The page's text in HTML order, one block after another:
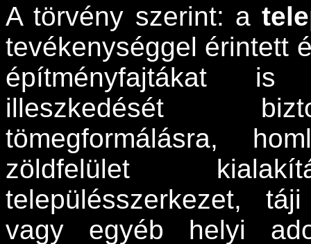
A törvény szerint: a
tevékenységgel érintett
építményfajtákat
illeszkedését
tömegformálásra,
zöldfelület
településszerkezet,
vagy egyéb helyi